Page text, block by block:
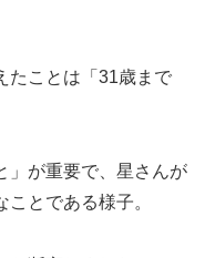
たことは「31歳まで
」が重要で、星さんが
ことである様子。